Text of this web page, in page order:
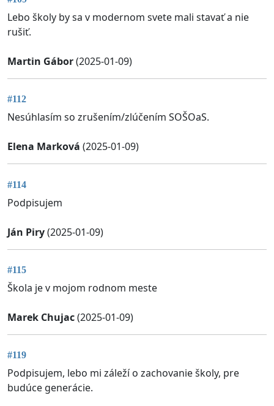
Lebo školy by sa v modernom svete mali stavať a nie
rušiť.
Martin Gábor(2025-01-09)
#112
Nesúhlasím so zrušením/zlúčením SOŠOaS.
Elena Marková (2025-01-09)
#114
Podpisujem
Ján Piry(2025-01-09)
#115
Škola je v mojom rodnom meste
Marek Chujac(2025-01-09)
#119
Podpisujem, lebo mi záleží o zachovanie školy, pre
budúce generácie.